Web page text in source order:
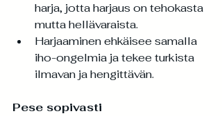
harja, jotta harjaus on tehokasta
mutta hellävaraista.
Harjaaminen ehkäisee samalla
iho-ongelmia ja tekee turkista
ilmavan ja hengittävän.
Pese sopivasti